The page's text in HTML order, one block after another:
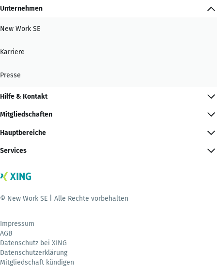
Unternehmen
New Work SE
Karriere
Presse
Hilfe & Kontakt
Mitgliedschaften
Hauptbereiche
Services
© New Work SE | Alle Rechte vorbehalten
Impressum
AGB
Datenschutz bei XING
Datenschutzerklärung
Mitgliedschaft kündigen